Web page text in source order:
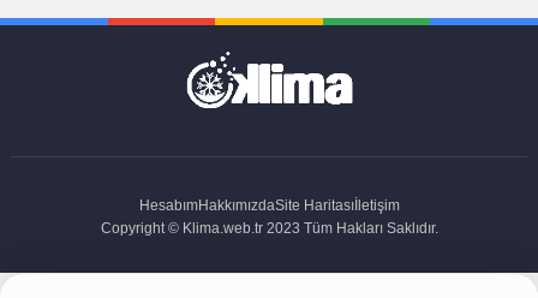
HesabımHakkımızdaSite Haritasıİletişim
Copyright © Klima.web.tr 2023 Tüm Hakları Saklıdır.